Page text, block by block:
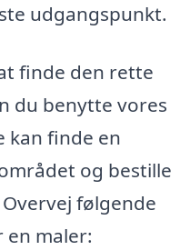
udgangspunkt.
finde den rette
du benytte vores
kan finde en
og bestille
følgende
maler: